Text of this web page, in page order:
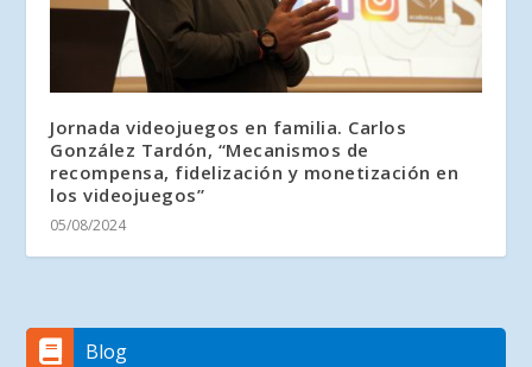
Jornada videojuegos en familia. Carlos
González Tardón, “Mecanismos de
recompensa, fidelización y monetización en
los videojuegos”
05/08/2024
Blog